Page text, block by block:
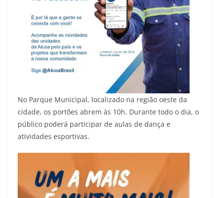
No Parque Municipal, localizado na região oeste da
cidade, os portões abrem às 10h. Durante todo o dia, o
público poderá participar de aulas de dança e
atividades esportivas.